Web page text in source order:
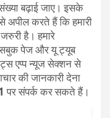
बढ़ाई जाए। इसके
अपील करते हैं कि हमारी
है। हमारे
पेज और यू ट्यूब
एप्प न्यूज सेक्शन से
की जानकारी देना
पर संपर्क कर सकते हैं।